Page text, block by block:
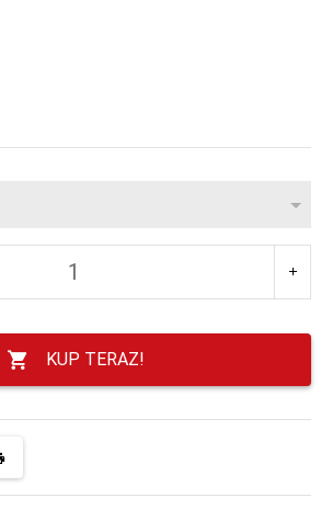
KUP TERAZ!